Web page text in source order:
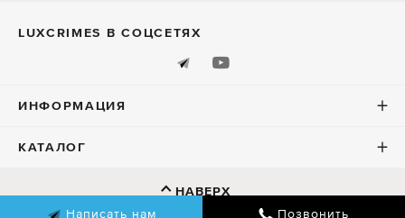
LUXСRIMES В СОЦСЕТЯХ
ИНФОРМАЦИЯ
КАТАЛОГ
Написать нам Позвонить
НАВЕРХ